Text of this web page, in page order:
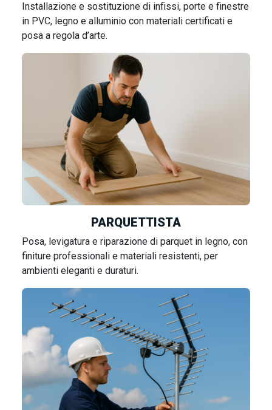
Installazione e sostituzione di infissi, porte e finestre
in PVC, legno e alluminio con materiali certificati e
posa a regola d’arte.
PARQUETTISTA
Posa, levigatura e riparazione di parquet in legno, con
finiture professionali e materiali resistenti, per
ambienti eleganti e duraturi.